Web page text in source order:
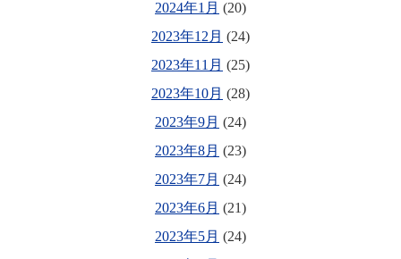
2024年1月 (20)
2023年12月 (24)
2023年11月 (25)
2023年10月 (28)
2023年9月 (24)
2023年8月 (23)
2023年7月 (24)
2023年6月 (21)
2023年5月 (24)